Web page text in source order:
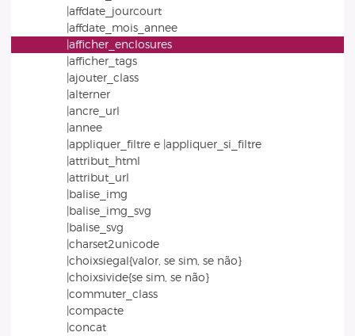
|affdate_jourcourt
|affdate_mois_annee
|afficher_enclosures
|afficher_tags
|ajouter_class
|alterner
|ancre_url
|annee
|appliquer_filtre e |appliquer_si_filtre
|attribut_html
|attribut_url
|balise_img
|balise_img_svg
|balise_svg
|charset2unicode
|choixsiegal{valor, se sim, se não}
|choixsivide{se sim, se não}
|commuter_class
|compacte
|concat